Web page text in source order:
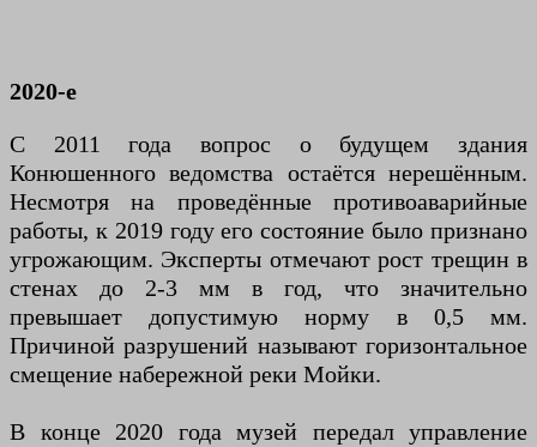
2020-е
С 2011 года вопрос о будущем здания
Конюшенного ведомства остаётся нерешённым.
Несмотря на проведённые противоаварийные
работы, к 2019 году его состояние было признано
угрожающим. Эксперты отмечают рост трещин в
стенах до 2-3 мм в год, что значительно
превышает допустимую норму в 0,5 мм.
Причиной разрушений называют горизонтальное
смещение набережной реки Мойки.
В конце 2020 года музей передал управление